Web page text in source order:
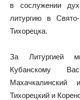
в сослужении
литургию в
Тихорецка.
За Литургией
Кубанскому
Махачкалинский
Тихорецкий и